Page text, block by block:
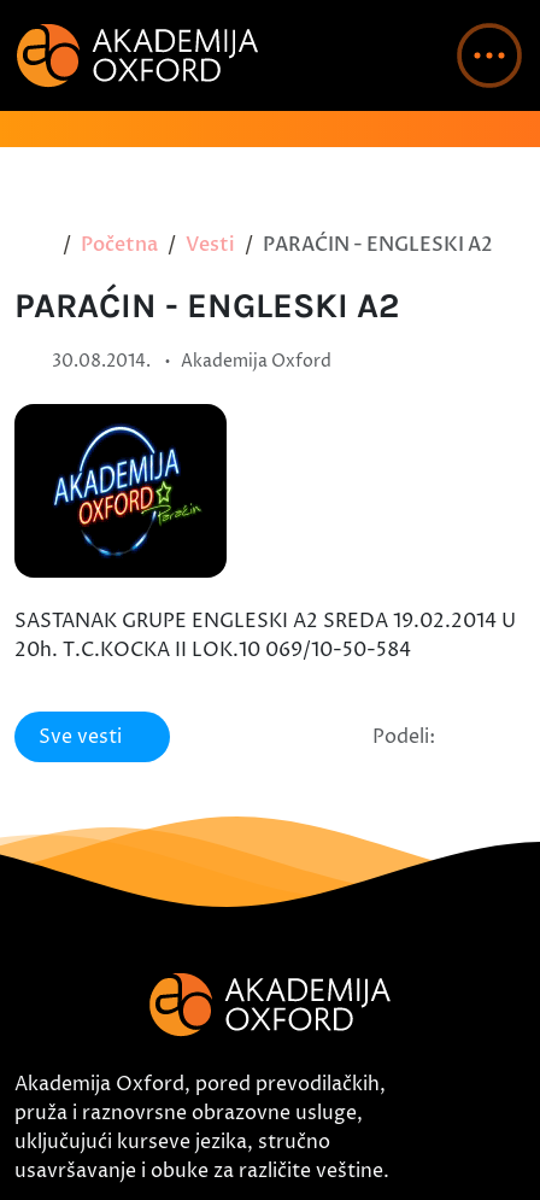
Početna Vesti PARAĆIN - ENGLESKI A2
PARAĆIN - ENGLESKI A2
30.08.2014. • Akademija Oxford
SASTANAK GRUPE ENGLESKI A2 SREDA 19.02.2014 U
20h. T.C.KOCKA II LOK.10 069/10-50-584
Sve vesti Podeli:
Akademija Oxford, pored prevodilačkih,
pruža i raznovrsne obrazovne usluge,
uključujući kurseve jezika, stručno
usavršavanje i obuke za različite veštine.